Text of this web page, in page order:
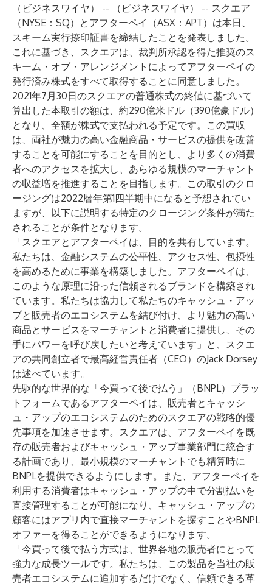
（ビジネスワイヤ） -- （ビジネスワイヤ） -- スクエア
（NYSE：SQ）とアフターペイ（ASX：APT）は本日、
スキーム実行捺印証書を締結したことを発表しました。
これに基づき、スクエアは、裁判所承認を得た推奨のス
キーム・オブ・アレンジメントによってアフターペイの
発行済み株式をすべて取得することに同意しました。
2021年7月30日のスクエアの普通株式の終値に基づいて
算出した本取引の額は、約290億米ドル（390億豪ドル）
となり、全額が株式で支払われる予定です。この買収
は、両社が魅力の高い金融商品・サービスの提供を改善
することを可能にすることを目的とし、より多くの消費
者へのアクセスを拡大し、あらゆる規模のマーチャント
の収益増を推進することを目指します。この取引のクロ
ージングは2022暦年第1四半期中になると予想されてい
ますが、以下に説明する特定のクロージング条件が満た
されることが条件となります。
「スクエアとアフターペイは、目的を共有しています。
私たちは、金融システムの公平性、アクセス性、包摂性
を高めるために事業を構築しました。アフターペイは、
このような原理に沿った信頼されるブランドを構築され
ています。私たちは協力して私たちのキャッシュ・アッ
プと販売者のエコシステムを結び付け、より魅力の高い
商品とサービスをマーチャントと消費者に提供し、その
手にパワーを呼び戻したいと考えています」と、スクエ
アの共同創立者で最高経営責任者（CEO）のJack Dorsey
は述べています。
先駆的な世界的な「今買って後で払う」（BNPL）プラッ
トフォームであるアフターペイは、販売者とキャッシ
ュ・アップのエコシステムのためのスクエアの戦略的優
先事項を加速させます。スクエアは、アフターペイを既
存の販売者およびキャッシュ・アップ事業部門に統合す
る計画であり、最小規模のマーチャントでも精算時に
BNPLを提供できるようにします。また、アフターペイを
利用する消費者はキャッシュ・アップの中で分割払いを
直接管理することが可能になり、キャッシュ・アップの
顧客にはアプリ内で直接マーチャントを探すことやBNPL
オファーを得ることができるようになります。
「今買って後で払う方式は、世界各地の販売者にとって
強力な成長ツールです。私たちは、この製品を当社の販
売者エコシステムに追加するだけでなく、信頼できる革